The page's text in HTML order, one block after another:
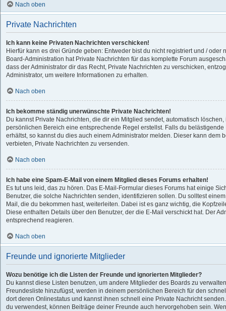
Nach oben
Private Nachrichten
Ich kann keine Privaten Nachrichten verschicken!
Hierfür kann es drei Gründe geben: Entweder bist du nicht registriert und / oder
Board-Administration hat Private Nachrichten für das komplette Forum
dass der Administrator dir das Recht, Private Nachrichten zu verschicken,
Administrator, um weitere Informationen zu erhalten.
Nach oben
Ich bekomme ständig unerwünschte Private Nachrichten!
Du kannst Private Nachrichten, die dir ein Mitglied sendet, automatisch
persönlichen Bereich eine entsprechende Regel erstellst. Falls du
erhältst, so kannst du dies auch einem Administrator melden. Dieser kann dem
verbieten, Private Nachrichten zu versenden.
Nach oben
Ich habe eine Spam-E-Mail von einem Mitglied dieses Forums erhalten!
Es tut uns leid, das zu hören. Das E-Mail-Formular dieses Forums hat einige
Benutzer, die solche Nachrichten senden, identifizieren sollen. Du solltest
Mail, die du bekommen hast, weiterleiten. Dabei ist es ganz wichtig, die
Diese enthalten Details über den Benutzer, der die E-Mail verschickt hat. Der
entsprechend reagieren.
Nach oben
Freunde und ignorierte Mitglieder
Wozu benötige ich die Listen der Freunde und ignorierten Mitglieder?
Du kannst diese Listen benutzen, um andere Mitglieder des Boards zu
Freundesliste hinzufügst, werden in deinem persönlichen Bereich für den
dort deren Onlinestatus und kannst ihnen schnell eine Private Nachricht
du verwendest, können Beiträge deiner Freunde auch hervorgehoben sein.